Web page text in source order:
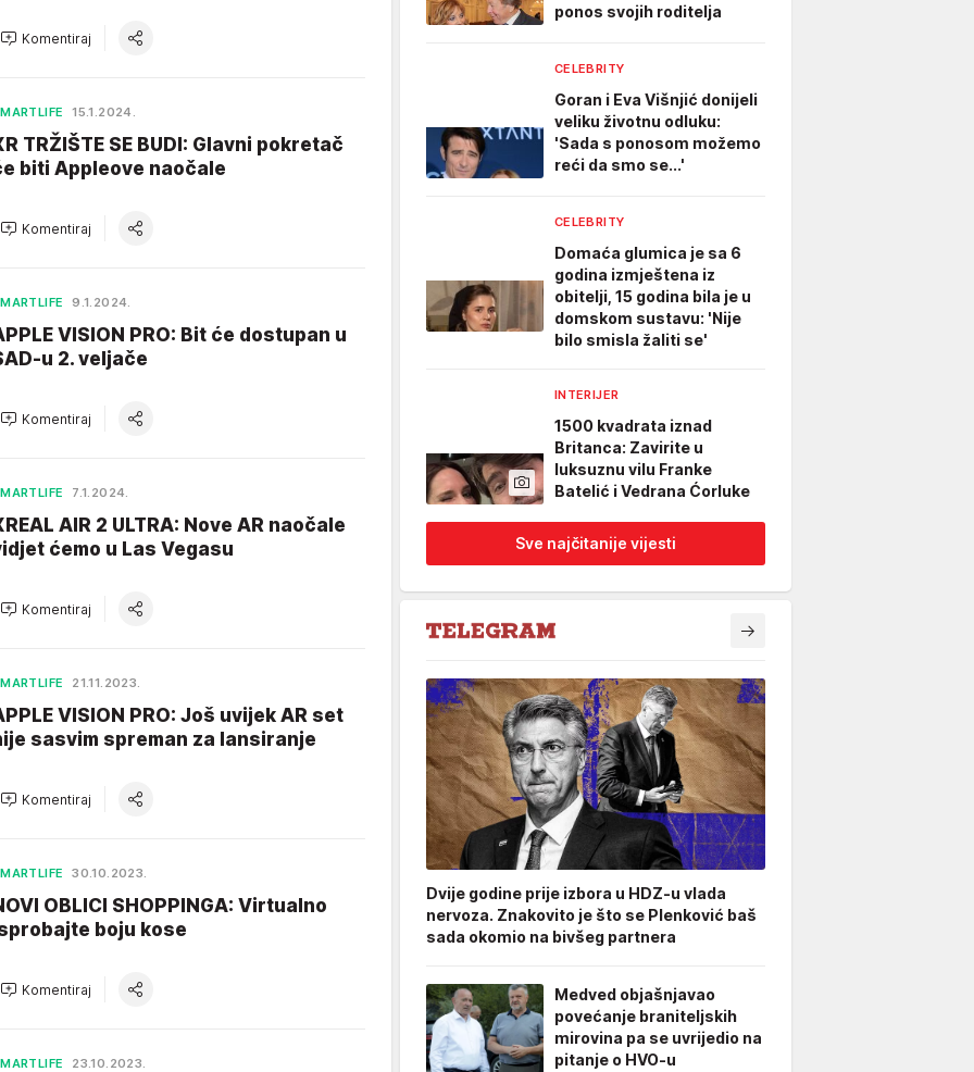
Komentiraj
15.1.2024.
TRŽIŠTE SE BUDI: Glavni pokretač
biti Appleove naočale
Komentiraj
9.1.2024.
VISION PRO: Bit će dostupan u
u 2. veljače
Komentiraj
7.1.2024.
AIR 2 ULTRA: Nove AR naočale
ćemo u Las Vegasu
Komentiraj
21.11.2023.
VISION PRO: Još uvijek AR set
sasvim spreman za lansiranje
Komentiraj
30.10.2023.
OBLICI SHOPPINGA: Virtualno
boju kose
Komentiraj
23.10.2023.
ponos svojih roditelja
CELEBRITY
Goran i Eva Višnjić donijeli
veliku životnu odluku:
'Sada s ponosom možemo
reći da smo se...'
CELEBRITY
Domaća glumica je sa 6
godina izmještena iz
obitelji, 15 godina bila je u
domskom sustavu: 'Nije
bilo smisla žaliti se'
INTERIJER
1500 kvadrata iznad
Britanca: Zavirite u
luksuznu vilu Franke
Batelić i Vedrana Ćorluke
Sve najčitanije vijesti
Dvije godine prije izbora u HDZ-u vlada
nervoza. Znakovito je što se Plenković baš
sada okomio na bivšeg partnera
Medved objašnjavao
povećanje braniteljskih
mirovina pa se uvrijedio na
pitanje o HVO-u